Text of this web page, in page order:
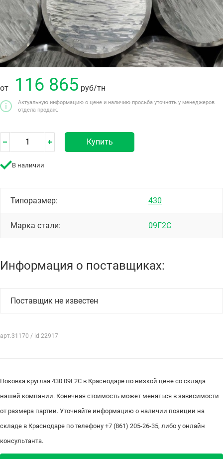
от 116 865 руб/тн
Актуальную информацию о цене и наличию просьба уточнять у менеджеров
отдела продаж.
Купить
В наличии
Типоразмер: 430
Марка стали: 09Г2С
Информация о поставщиках:
Поставщик не известен
арт.31170 / id 22917
Поковка круглая 430 09Г2С в Краснодаре по низкой цене со склада
нашей компании. Конечная стоимость может меняться в зависимости
от размера партии. Уточняйте информацию о наличии позиции на
складе в Краснодаре по телефону +7 (861) 205-26-35, либо у онлайн
консультанта.